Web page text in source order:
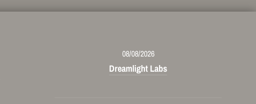
08/08/2026
Dreamlight Labs